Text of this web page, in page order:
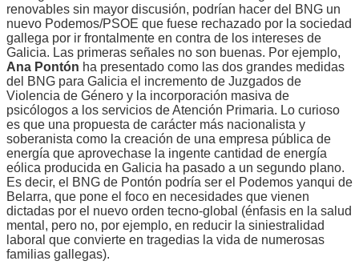
renovables sin mayor discusión, podrían hacer del BNG un
nuevo Podemos/PSOE que fuese rechazado por la sociedad
gallega por ir frontalmente en contra de los intereses de
Galicia. Las primeras señales no son buenas. Por ejemplo,
Ana Pontón ha presentado como las dos grandes medidas
del BNG para Galicia el incremento de Juzgados de
Violencia de Género y la incorporación masiva de
psicólogos a los servicios de Atención Primaria. Lo curioso
es que una propuesta de carácter más nacionalista y
soberanista como la creación de una empresa pública de
energía que aprovechase la ingente cantidad de energía
eólica producida en Galicia ha pasado a un segundo plano.
Es decir, el BNG de Pontón podría ser el Podemos yanqui de
Belarra, que pone el foco en necesidades que vienen
dictadas por el nuevo orden tecno-global (énfasis en la salud
mental, pero no, por ejemplo, en reducir la siniestralidad
laboral que convierte en tragedias la vida de numerosas
familias gallegas).